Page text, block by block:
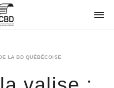
LA BD QUÉBÉCOISE